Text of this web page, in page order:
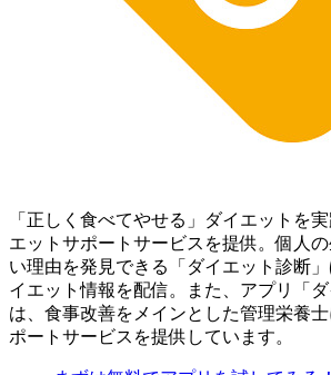
「正しく食べてやせる」ダイエットを
エットサポートサービスを提供。個人
い理由を発見できる「ダイエット診断
イエット情報を配信。 また、アプリ「
は、食事改善をメインとした管理栄養
ポートサービスを提供しています。